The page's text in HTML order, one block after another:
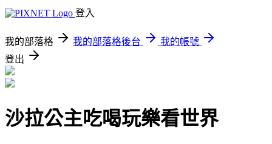
登入
我的部落格 我的部落格後台
我的帳號
登出
沙拉公主吃喝玩樂看世界